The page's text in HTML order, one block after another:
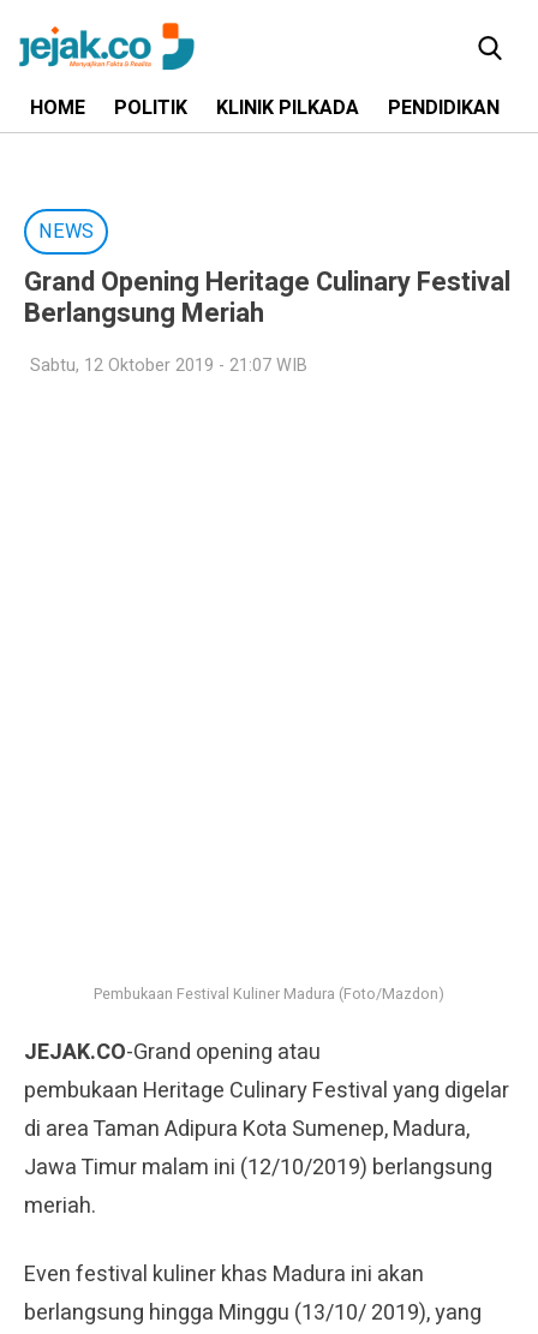
HOME POLITIK KLINIK PILKADA PENDIDIKAN
NEWS
Grand Opening Heritage Culinary Festival
Berlangsung Meriah
Sabtu, 12 Oktober 2019 - 21:07 WIB
Pembukaan Festival Kuliner Madura (Foto/Mazdon)
JEJAK.CO-Grand opening atau
pembukaan Heritage Culinary Festival yang digelar
di area Taman Adipura Kota Sumenep, Madura,
Jawa Timur malam ini (12/10/2019) berlangsung
meriah.
Even festival kuliner khas Madura ini akan
berlangsung hingga Minggu (13/10/ 2019), yang